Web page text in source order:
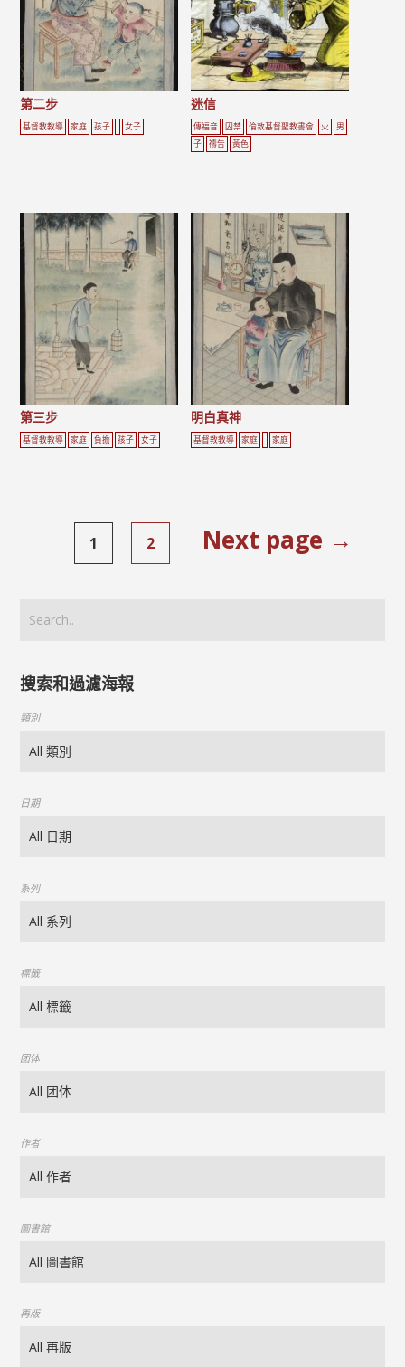
第二步
基督教教導 家庭 孩子 女子
迷信
傳福音 囚禁 倫敦基督聖教書會 火
男
子
禱告 黃色
第三步
基督教教導 家庭 負擔 孩子 女子
明白真神
基督教教導 家庭 家庭
1 2 Next page →
搜索和過濾海報
類別
日期
系列
標籤
团体
作者
圖書館
再版